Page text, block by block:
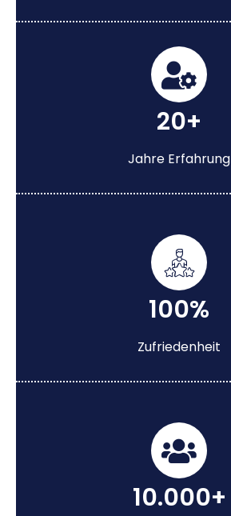
20+
Jahre Erfahrung
100%
Zufriedenheit
10.000+